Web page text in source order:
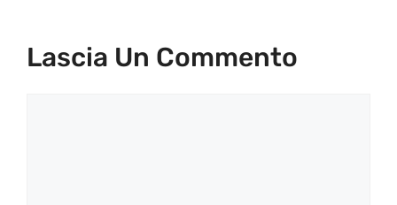
Lascia Un Commento